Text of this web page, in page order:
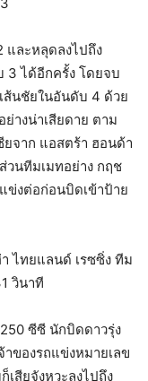
และหลุดลงไปถึง
ได้อีกครั้ง โดยจบ
ส้นชัยในอันดับ 4 ด้วย
ย่างน่าเสียดาย ตาม
จาก แอสตร้า ฮอนด้า
วนทีมเมทอย่าง กฤช
ข่งต่อก่อนบิดเข้าป้าย
ไทยแลนด์ เรซซิ่ง ทีม
วินาที
ซีซี นักบิดดาวรุ่ง
ของรถแข่งหมายเลข
เสียจังหวะลงไปถึง